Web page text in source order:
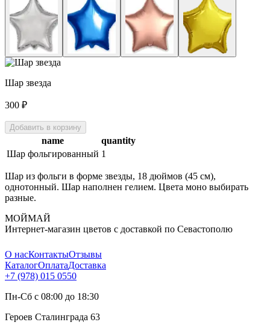
Шар звезда
300 ₽
Добавить в корзину
name
quantity
Шар фольгированный 1
Шар из фольги в форме звезды, 18 дюймов (45 см),
однотонный. Шар наполнен гелием. Цвета моно выбирать
разные.
МОЙМАЙ
Интернет-магазин цветов с доставкой по Севастополю
О насКонтактыОтзывы
КаталогОплатаДоставка
+7 (978) 015 0550
Пн-Сб с 08:00 до 18:30
Героев Сталинграда 63